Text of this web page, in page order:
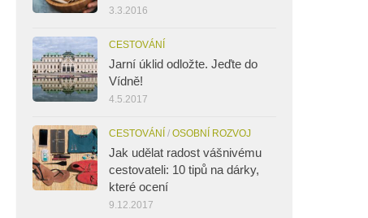
3.3.2016
CESTOVÁNÍ
Jarní úklid odložte. Jeďte do
Vídně!
4.5.2017
CESTOVÁNÍ / OSOBNÍ ROZVOJ
Jak udělat radost vášnivému
cestovateli: 10 tipů na dárky,
které ocení
9.12.2017